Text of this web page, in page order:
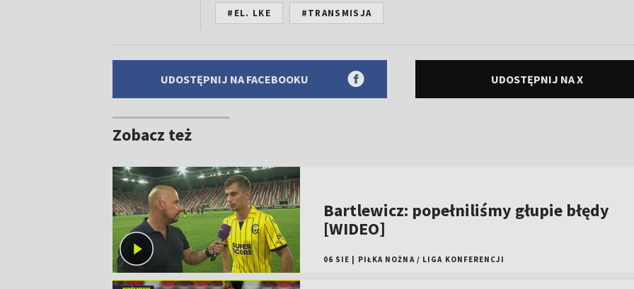
#EL. LKE #TRANSMISJA
UDOSTĘPNIJ NA FACEBOOKU UDOSTĘPNIJ NA X
Zobacz też
Bartlewicz: popełniliśmy głupie błędy
[WIDEO]
06 SIE PIŁKA NOŻNA / LIGA KONFERENCJI